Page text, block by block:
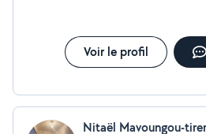
Voir le profil